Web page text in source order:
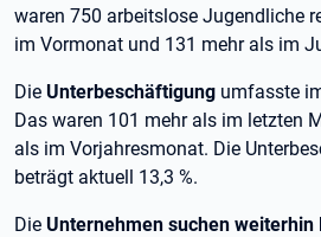
waren 750 arbeitslose Jugendliche
im Vormonat und 131 mehr als im
Die Unterbeschäftigung umfasste
Das waren 101 mehr als im letzten
als im Vorjahresmonat. Die
beträgt aktuell 13,3 %.
Die Unternehmen suchen